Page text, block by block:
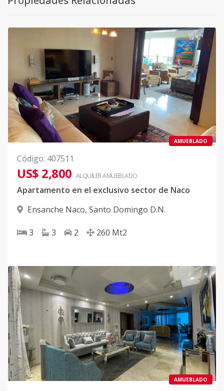
AMUEBLADO
Código: 407511
US$ 2,800 ALQUILERAMUEBLADO
Apartamento en el exclusivo sector de Naco
Ensanche Naco, Santo Domingo D.N.
3 3 2 260 Mt2
AMUEBLADO